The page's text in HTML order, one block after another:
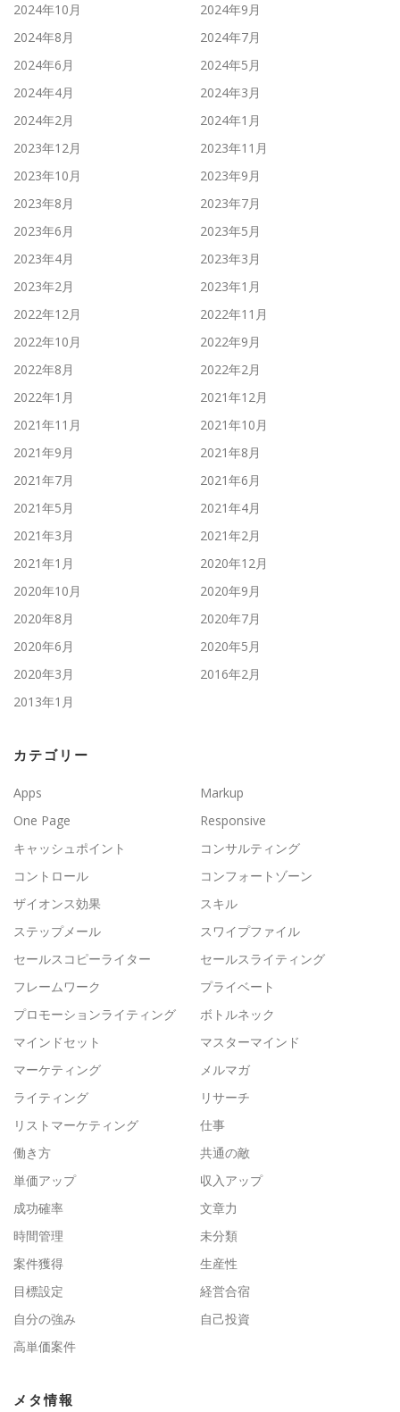
2024年10月
2024年9月
2024年8月
2024年7月
2024年6月
2024年5月
2024年4月
2024年3月
2024年2月
2024年1月
2023年12月
2023年11月
2023年10月
2023年9月
2023年8月
2023年7月
2023年6月
2023年5月
2023年4月
2023年3月
2023年2月
2023年1月
2022年12月
2022年11月
2022年10月
2022年9月
2022年8月
2022年2月
2022年1月
2021年12月
2021年11月
2021年10月
2021年9月
2021年8月
2021年7月
2021年6月
2021年5月
2021年4月
2021年3月
2021年2月
2021年1月
2020年12月
2020年10月
2020年9月
2020年8月
2020年7月
2020年6月
2020年5月
2020年3月
2016年2月
2013年1月
カテゴリー
Apps
Markup
One Page
Responsive
キャッシュポイント
コンサルティング
コントロール
コンフォートゾーン
ザイオンス効果
スキル
ステップメール
スワイプファイル
セールスコピーライター
セールスライティング
フレームワーク
プライベート
プロモーションライティング
ボトルネック
マインドセット
マスターマインド
マーケティング
メルマガ
ライティング
リサーチ
リストマーケティング
仕事
働き方
共通の敵
単価アップ
収入アップ
成功確率
文章力
時間管理
未分類
案件獲得
生産性
目標設定
経営合宿
自分の強み
自己投資
高単価案件
メタ情報